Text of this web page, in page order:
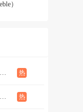
）
基础理论丨一文了解XPS（概念、定性定量分析、分析方法、谱线结构）
手把手教你用ChemDraw 画化学结构式：基础篇